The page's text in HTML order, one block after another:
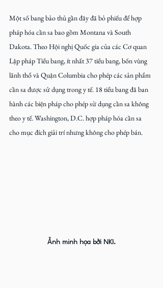
Một số bang bảo thủ gần đây đã bỏ phiếu để hợp
pháp hóa cần sa bao gồm Montana và South
Dakota. Theo Hội nghị Quốc gia của các Cơ quan
Lập pháp Tiểu bang, ít nhất 37 tiểu bang, bốn vùng
lãnh thổ và Quận Columbia cho phép các sản phẩm
cần sa được sử dụng trong y tế. 18 tiểu bang đã ban
hành các biện pháp cho phép sử dụng cần sa không
theo y tế. Washington, D.C. hợp pháp hóa cần sa
cho mục đích giải trí nhưng không cho phép bán.
Ảnh minh họa bởi NKI.